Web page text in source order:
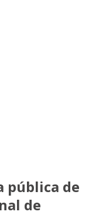
pública de
de